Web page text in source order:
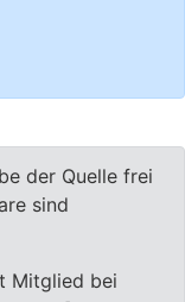
der Quelle frei
sind
Mitglied bei